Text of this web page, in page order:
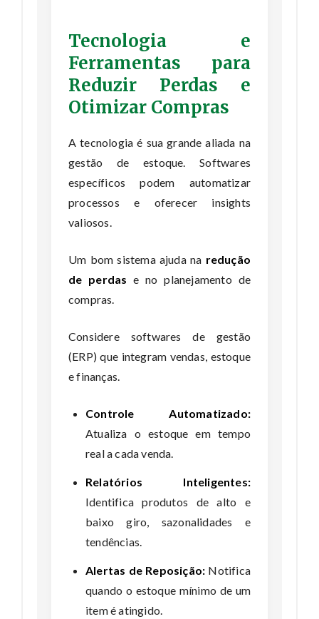
Tecnologia e
Ferramentas para
Reduzir Perdas e
Otimizar Compras
A tecnologia é sua grande aliada na
gestão de estoque. Softwares
específicos podem automatizar
processos e oferecer insights
valiosos.
Um bom sistema ajuda na redução
de perdas e no planejamento de
compras.
Considere softwares de gestão
(ERP) que integram vendas, estoque
e finanças.
Controle Automatizado:
Atualiza o estoque em tempo
real a cada venda.
Relatórios Inteligentes:
Identifica produtos de alto e
baixo giro, sazonalidades e
tendências.
Alertas de Reposição: Notifica
quando o estoque mínimo de um
item é atingido.